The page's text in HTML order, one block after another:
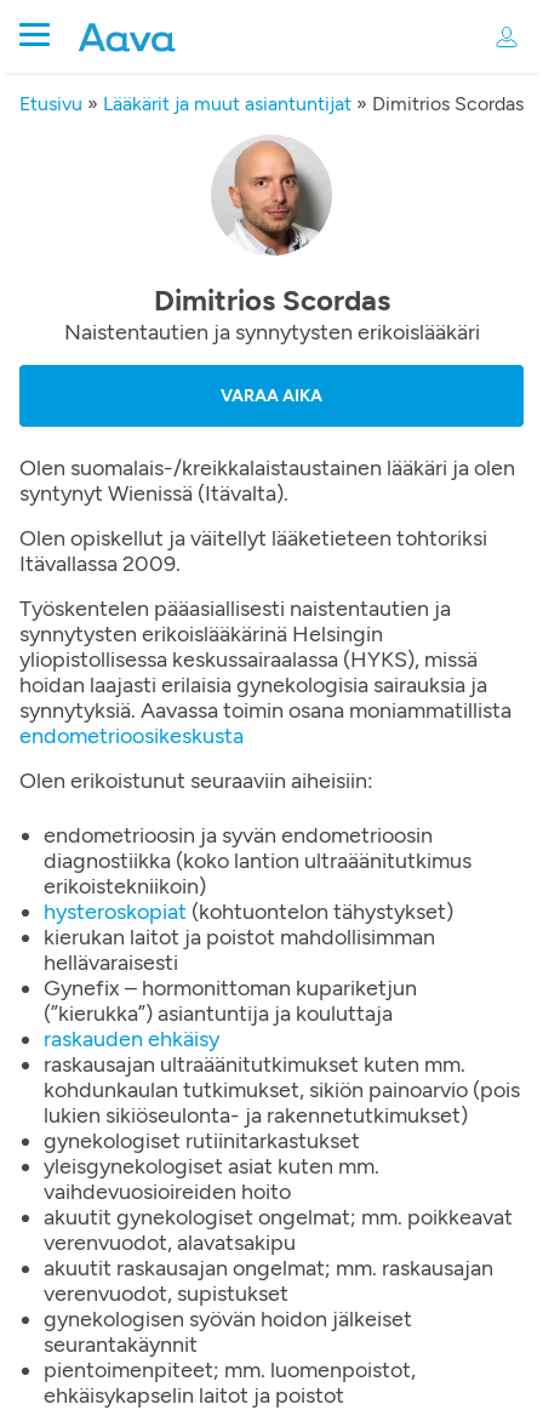
Etusivu » Lääkärit ja muut asiantuntijat » Dimitrios Scordas
Dimitrios Scordas
Naistentautien ja synnytysten erikoislääkäri
VARAA AIKA
Olen suomalais-/kreikkalaistaustainen lääkäri ja olen
syntynyt Wienissä (Itävalta).
Olen opiskellut ja väitellyt lääketieteen tohtoriksi
Itävallassa 2009.
Työskentelen pääasiallisesti naistentautien ja
synnytysten erikoislääkärinä Helsingin
yliopistollisessa keskussairaalassa (HYKS), missä
hoidan laajasti erilaisia gynekologisia sairauksia ja
synnytyksiä. Aavassa toimin osana moniammatillista
endometrioosikeskusta
Olen erikoistunut seuraaviin aiheisiin:
endometrioosin ja syvän endometrioosin
diagnostiikka (koko lantion ultraäänitutkimus
erikoistekniikoin)
hysteroskopiat (kohtuontelon tähystykset)
kierukan laitot ja poistot mahdollisimman
hellävaraisesti
Gynefix – hormonittoman kupariketjun
(”kierukka”) asiantuntija ja kouluttaja
raskauden ehkäisy
raskausajan ultraäänitutkimukset kuten mm.
kohdunkaulan tutkimukset, sikiön painoarvio (pois
lukien sikiöseulonta- ja rakennetutkimukset)
gynekologiset rutiinitarkastukset
yleisgynekologiset asiat kuten mm.
vaihdevuosioireiden hoito
akuutit gynekologiset ongelmat; mm. poikkeavat
verenvuodot, alavatsakipu
akuutit raskausajan ongelmat; mm. raskausajan
verenvuodot, supistukset
gynekologisen syövän hoidon jälkeiset
seurantakäynnit
pientoimenpiteet; mm. luomenpoistot,
ehkäisykapselin laitot ja poistot